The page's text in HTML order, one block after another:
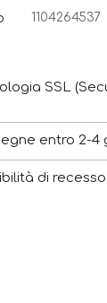
1104264537
SSL
entro 2-4
di